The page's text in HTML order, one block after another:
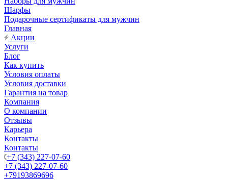
Шарфы
Подарочные сертификаты для мужчин
Главная
Акции
Услуги
Блог
Как купить
Условия оплаты
Условия доставки
Гарантия на товар
Компания
О компании
Отзывы
Карьера
Контакты
Контакты
+7 (343) 227-07-60
+7 (343) 227-07-60
+79193869696